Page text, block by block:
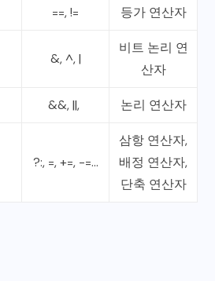
==, != 등가 연산자
&, ^, |
비트 논리 연
산자
&&, ||, 논리 연산자
?:, =, +=, -=...
삼항 연산자,
배정 연산자,
단축 연산자